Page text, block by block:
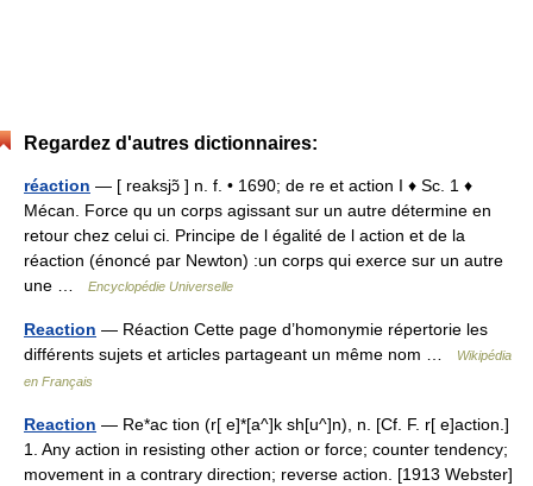
Regardez d'autres dictionnaires:
réaction — [ reaksjɔ̃ ] n. f. • 1690; de re et action I ♦ Sc. 1 ♦
Mécan. Force qu un corps agissant sur un autre détermine en
retour chez celui ci. Principe de l égalité de l action et de la
réaction (énoncé par Newton) :un corps qui exerce sur un autre
une …
Encyclopédie Universelle
Reaction — Réaction Cette page d’homonymie répertorie les
différents sujets et articles partageant un même nom …
Wikipédia
en Français
Reaction — Re*ac tion (r[ e]*[a^]k sh[u^]n), n. [Cf. F. r[ e]action.]
1. Any action in resisting other action or force; counter tendency;
movement in a contrary direction; reverse action. [1913 Webster]